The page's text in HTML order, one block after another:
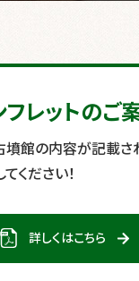
フレットのご
墳館の内容が記載さ
ください！
詳しくはこちら